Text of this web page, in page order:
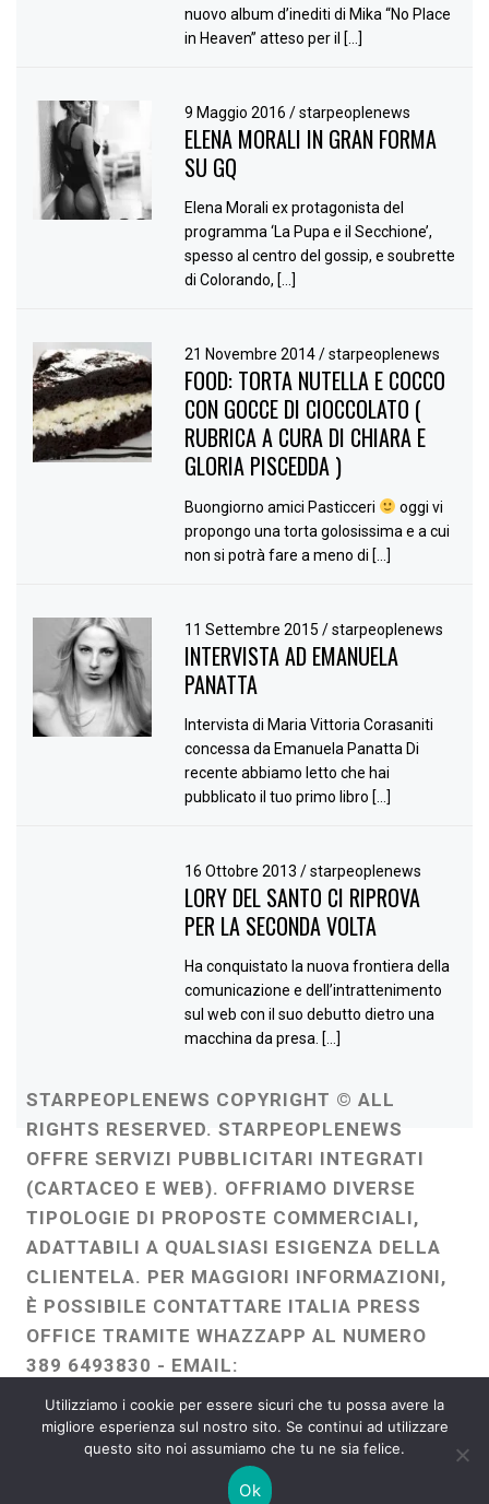
nuovo album d’inediti di Mika “No Place
in Heaven” atteso per il […]
9 Maggio 2016/ starpeoplenews
ELENA MORALI IN GRAN FORMA
SU GQ
Elena Morali ex protagonista del
programma ‘La Pupa e il Secchione’,
spesso al centro del gossip, e soubrette
di Colorando, […]
21 Novembre 2014/ starpeoplenews
FOOD: TORTA NUTELLA E COCCO
CON GOCCE DI CIOCCOLATO (
RUBRICA A CURA DI CHIARA E
GLORIA PISCEDDA )
Buongiorno amici Pasticceri
oggi vi
propongo una torta golosissima e a cui
non si potrà fare a meno di […]
11 Settembre 2015/ starpeoplenews
INTERVISTA AD EMANUELA
PANATTA
Intervista di Maria Vittoria Corasaniti
concessa da Emanuela Panatta Di
recente abbiamo letto che hai
pubblicato il tuo primo libro […]
16 Ottobre 2013/ starpeoplenews
LORY DEL SANTO CI RIPROVA
PER LA SECONDA VOLTA
Ha conquistato la nuova frontiera della
comunicazione e dell’intrattenimento
sul web con il suo debutto dietro una
macchina da presa. […]
STARPEOPLENEWS COPYRIGHT © ALL
RIGHTS RESERVED. STARPEOPLENEWS
OFFRE SERVIZI PUBBLICITARI INTEGRATI
(CARTACEO E WEB). OFFRIAMO DIVERSE
TIPOLOGIE DI PROPOSTE COMMERCIALI,
ADATTABILI A QUALSIASI ESIGENZA DELLA
CLIENTELA. PER MAGGIORI INFORMAZIONI,
È POSSIBILE CONTATTARE ITALIA PRESS
OFFICE TRAMITE WHAZZAPP AL NUMERO
389 6493830 - EMAIL:
ITALIAPRESSOFFICE@GMAIL.COM
WEBMASTER :FRANCESCO GENTILE
FREELANCE
Utilizziamo i cookie per essere sicuri che tu possa avere la
migliore esperienza sul nostro sito. Se continui ad utilizzare
questo sito noi assumiamo che tu ne sia felice.
Ok